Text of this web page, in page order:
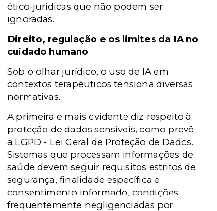
ético-jurídicas que não podem ser
ignoradas.
Direito, regulação e os limites da IA no
cuidado humano
Sob o olhar jurídico, o uso de IA em
contextos terapêuticos tensiona diversas
normativas.
A primeira e mais evidente diz respeito à
proteção de dados sensíveis, como prevê
a LGPD - Lei Geral de Proteção de Dados.
Sistemas que processam informações de
saúde devem seguir requisitos estritos de
segurança, finalidade específica e
consentimento informado, condições
frequentemente negligenciadas por